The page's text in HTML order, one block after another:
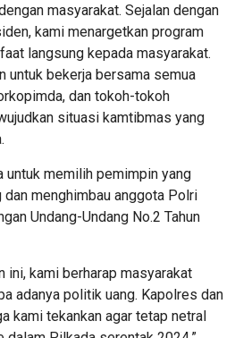
masyarakat. Sejalan dengan
kami menargetkan program
langsung kepada masyarakat.
untuk bekerja bersama semua
dan tokoh-tokoh
situasi kamtibmas yang
untuk memilih pemimpin yang
menghimbau anggota Polri
Undang-Undang No.2 Tahun
ini, kami berharap masyarakat
adanya politik uang. Kapolres dan
kami tekankan agar tetap netral